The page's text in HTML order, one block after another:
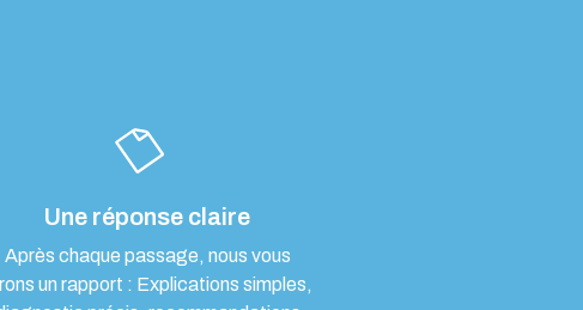
Une réponse claire
Après chaque passage, nous vous
un rapport : Explications simples,